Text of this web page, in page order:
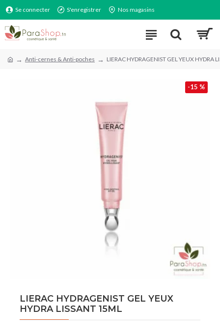
Se connecter S'enregistrer Nos magasins
Anti-cernes & Anti-poches LIERAC HYDRAGENIST GEL YEUX HYDRA
-15 %
LIERAC HYDRAGENIST GEL YEUX
HYDRA LISSANT 15ML